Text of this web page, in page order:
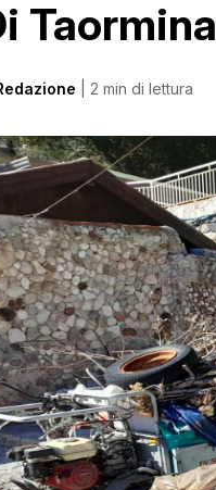
Taormina
| 2 min di lettura